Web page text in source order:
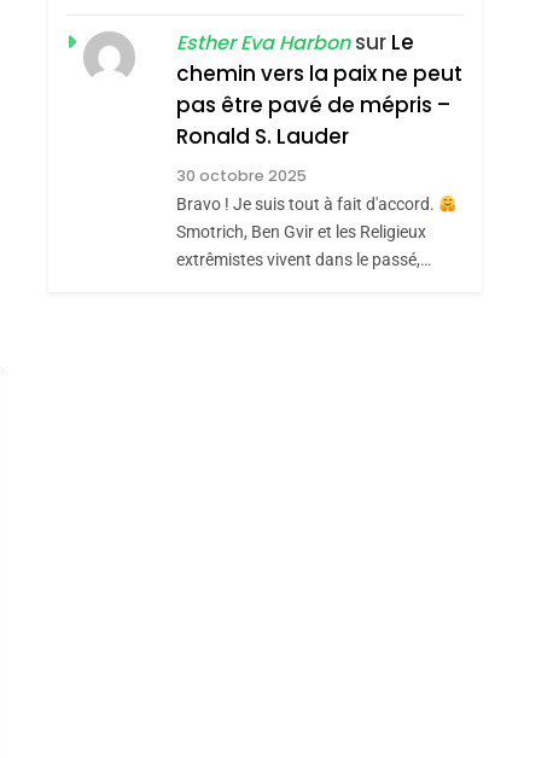
RÉSILIENTE :
POURQUOI JE
REVENDIQUE MA
JUDAÏTE Par Thérèse
Zrihen-Dvir
ISRAÉL JUDAISME
CE QUI NOUS
MANQUE – Jacques
Hadida
JUDAISME
Maroc : Les Amandes
Esther Eva Harbonsur Le
chemin vers la paix ne peut
pas être pavé de mépris –
Ronald S. Lauder
30 octobre 2025
Bravo ! Je suis tout à fait d'accord.
Smotrich, Ben Gvir et les Religieux
extrêmistes vivent dans le passé,…